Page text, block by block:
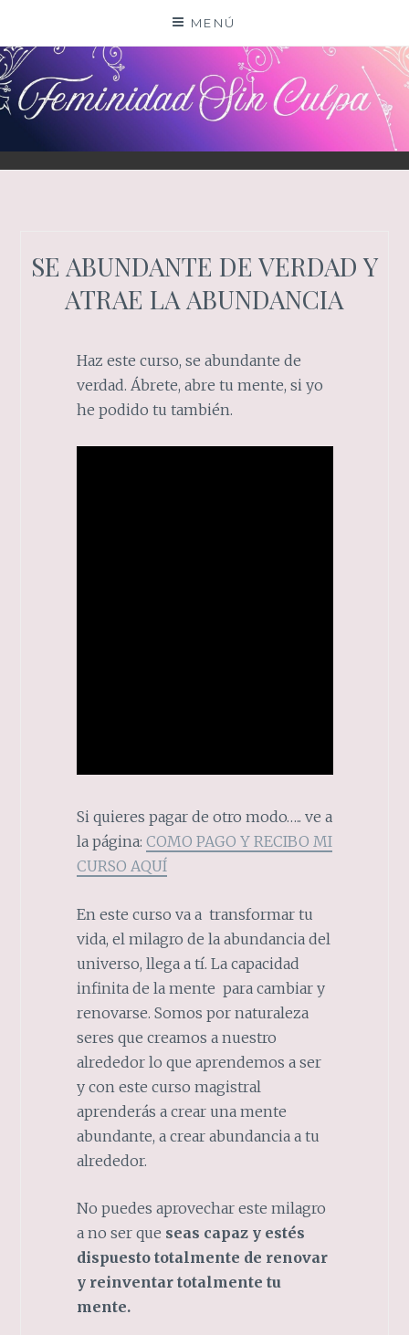
contenido
MENÚ
SE ABUNDANTE DE VERDAD Y
ATRAE LA ABUNDANCIA
Haz este curso, se abundante de
verdad. Ábrete, abre tu mente, si yo
he podido tu también.
Si quieres pagar de otro modo….. ve a
la página: COMO PAGO Y RECIBO MI
CURSO AQUÍ
En este curso va a transformar tu
vida, el milagro de la abundancia del
universo, llega a tí. La capacidad
infinita de la mente para cambiar y
renovarse. Somos por naturaleza
seres que creamos a nuestro
alrededor lo que aprendemos a ser
y con este curso magistral
aprenderás a crear una mente
abundante, a crear abundancia a tu
alrededor.
No puedes aprovechar este milagro
a no ser que seas capaz y estés
dispuesto totalmente de renovar
y reinventar totalmente tu
mente.